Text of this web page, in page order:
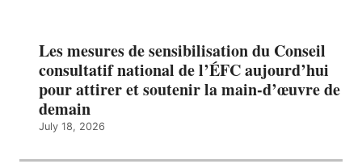
Les mesures de sensibilisation du Conseil
consultatif national de l’ÉFC aujourd’hui
pour attirer et soutenir la main-d’œuvre de
demain
July 18, 2026